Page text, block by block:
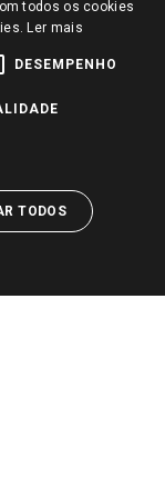
todos os cookies
Ler mais
DESEMPENHO
TODOS